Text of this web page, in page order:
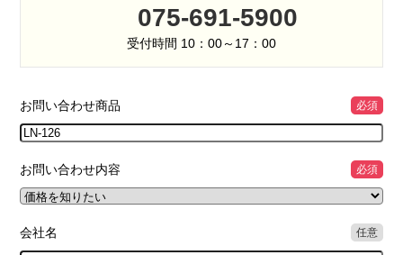
075-691-5900
受付時間 10：00～17：00
お問い合わせ商品 必須
お問い合わせ内容 必須
会社名 任意